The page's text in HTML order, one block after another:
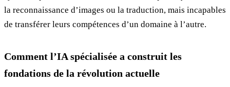
la reconnaissance d’images ou la traduction, mais incapables
de transférer leurs compétences d’un domaine à l’autre.
Comment l’IA spécialisée a construit les
fondations de la révolution actuelle